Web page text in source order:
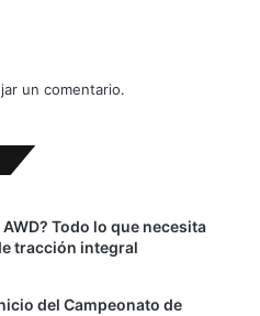
un comentario.
Todo lo que necesita
tracción integral
del Campeonato de